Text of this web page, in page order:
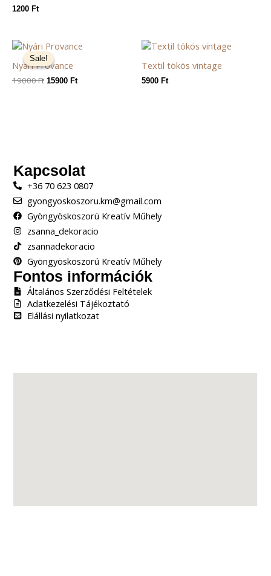
1200 Ft
Sale!
Sale!
Nyári Provance
19000Ft
Original
price
was:
19000 Ft.
15900 Ft
Current
Textil tökös vintage
5900 Ft
Kapcsolat
+36 70 623 0807
gyongyoskoszoru.km@gmail.com
Gyöngyöskoszorú Kreatív Műhely
zsanna_dekoracio
zsannadekoracio
Gyöngyöskoszorú Kreatív Műhely
Fontos információk
Általános Szerződési Feltételek
Adatkezelési Tájékoztató
Elállási nyilatkozat